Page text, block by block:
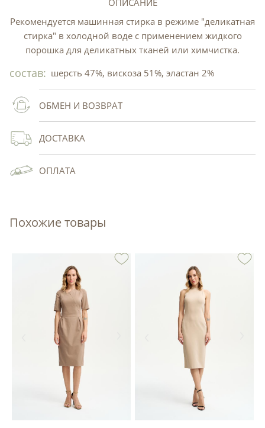
ОПИСАНИЕ
Рекомендуется машинная стирка в режиме "деликатная
стирка" в холодной воде с применением жидкого
порошка для деликатных тканей или химчистка.
состав: шерсть 47%, вискоза 51%, эластан 2%
ОБМЕН И ВОЗВРАТ
ДОСТАВКА
ОПЛАТА
Похожие товары